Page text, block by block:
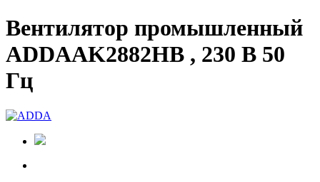
Вентилятор промышленный
ADDAAK2882HB , 230 В 50
Гц